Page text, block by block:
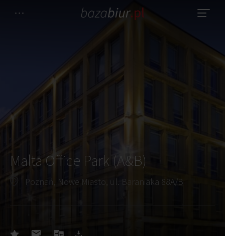
Malta Office Park (A&B)
Poznań, Nowe Miasto, ul. Baraniaka 88A/B